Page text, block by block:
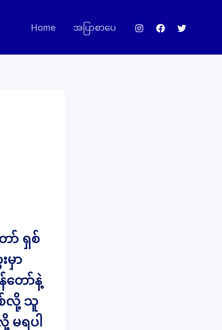
Home အပြာစာပေ
ာ် ရှစ်
မှာ
ော်နဲ့
စ်လို့ သူ
ရပါ